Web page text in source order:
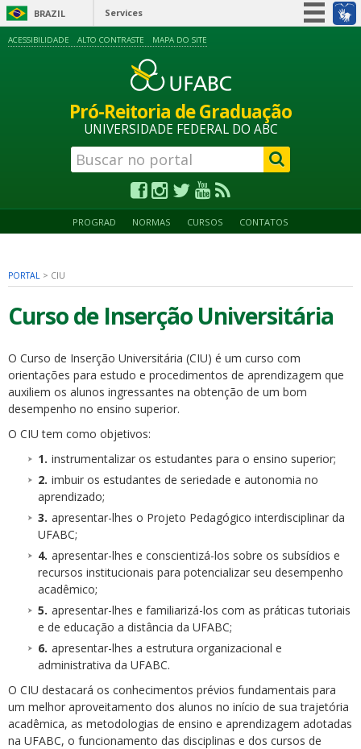
BRAZIL Services
Information access
Legislation
ACESSIBILIDADE ALTO CONTRASTE MAPA DO SITE
Pró-Reitoria de Graduação
UNIVERSIDADE FEDERAL DO ABC
PROGRAD NORMAS CURSOS CONTATOS
PORTAL > CIU
Curso de Inserção Universitária
O Curso de Inserção Universitária (CIU) é um curso com
orientações para estudo e procedimentos de aprendizagem que
auxiliem os alunos ingressantes na obtenção de um bom
desempenho no ensino superior.
O CIU tem como objetivos:
instrumentalizar os estudantes para o ensino superior;
imbuir os estudantes de seriedade e autonomia no
aprendizado;
apresentar-lhes o Projeto Pedagógico interdisciplinar da
UFABC;
apresentar-lhes e conscientizá-los sobre os subsídios e
recursos institucionais para potencializar seu desempenho
acadêmico;
apresentar-lhes e familiarizá-los com as práticas tutoriais
e de educação a distância da UFABC;
apresentar-lhes a estrutura organizacional e
administrativa da UFABC.
O CIU destacará os conhecimentos prévios fundamentais para
um melhor aproveitamento dos alunos no início de sua trajetória
acadêmica, as metodologias de ensino e aprendizagem adotadas
na UFABC, o funcionamento das disciplinas e dos cursos de